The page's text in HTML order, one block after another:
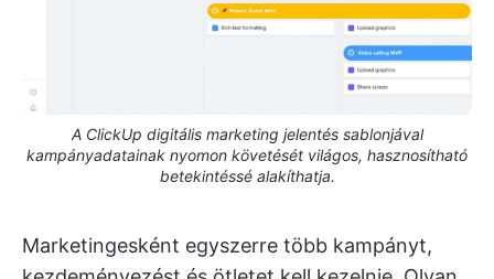
A ClickUp digitális marketing jelentés sablonjával
kampányadatainak nyomon követését világos, hasznosítható
betekintéssé alakíthatja.
Marketingesként egyszerre több kampányt,